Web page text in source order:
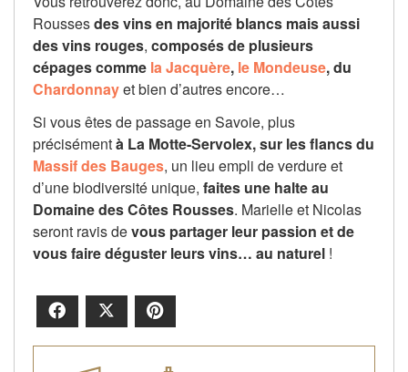
Roussesdes vins en majorité blancs mais aussi
des vins rouges, composés de plusieurs
cépages comme la Jacquère, le Mondeuse, du
Chardonnayet bien d’autres encore…
Si vous êtes de passage en Savoie, plus
précisémentà La Motte-Servolex, sur les flancs du
Massif des Bauges, un lieu empli de verdure et
d’une biodiversité unique, faites une halte au
Domaine des Côtes Rousses. Marielle et Nicolas
seront ravis devous partager leur passion et de
vous faire déguster leurs vins… au naturel !
Facebook